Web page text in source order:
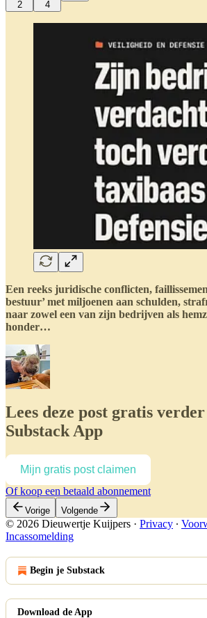
2 4
Een reeks juridische conflicten,
bestuur’ met miljoenen aan schulden,
naar zowel een van zijn bedrijven als
honder…
Lees deze post gratis
Substack App
Mijn gratis post claimen
Of koop een betaald abonnement
Vorige Volgende
© 2026 Dieuwertje Kuijpers · Privacy ∙
Incassomelding
Begin je Substack
Download de App